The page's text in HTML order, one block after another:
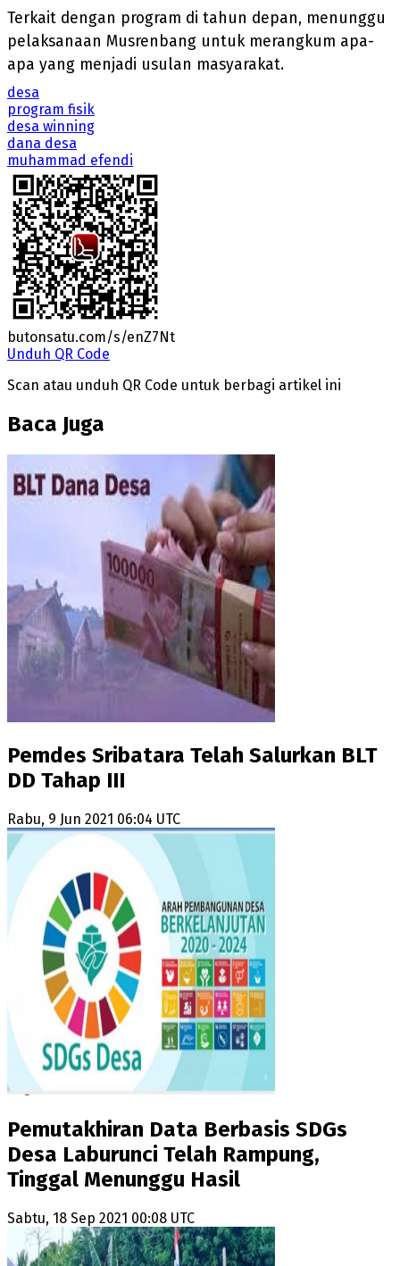
Terkait dengan program di tahun depan, menunggu
pelaksanaan Musrenbang untuk merangkum apa-
apa yang menjadi usulan masyarakat.
desa
program fisik
desa winning
dana desa
muhammad efendi
butonsatu.com/s/enZ7Nt
Unduh QR Code
Scan atau unduh QR Code untuk berbagi artikel ini
Baca Juga
Pemdes Sribatara Telah Salurkan BLT
DD Tahap III
Rabu, 9 Jun 2021 06:04 UTC
Pemutakhiran Data Berbasis SDGs
Desa Laburunci Telah Rampung,
Tinggal Menunggu Hasil
Sabtu, 18 Sep 2021 00:08 UTC